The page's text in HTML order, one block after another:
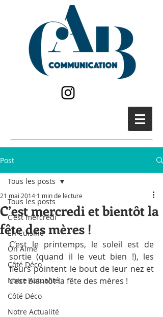
Post
Tous les posts
C'est mercredi
En Cuisine
On Aime
Côté Déco
Notre Actualité
Côté Déco
Notre Actualité
Tous les posts
C’est mercredi et bientôt la
fête des mères !
21 mai 2014 1 min de lecture
C’est le printemps, le soleil est de
sortie (quand il le veut bien !), les
fleurs pointent le bout de leur nez et
c’est bientôt la fête des mères !